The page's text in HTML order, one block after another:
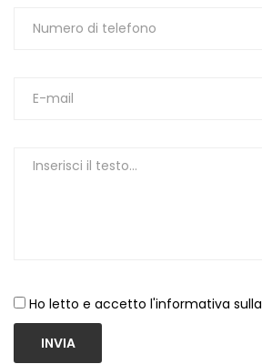
Ho letto e accetto l'informativa sulla
INVIA